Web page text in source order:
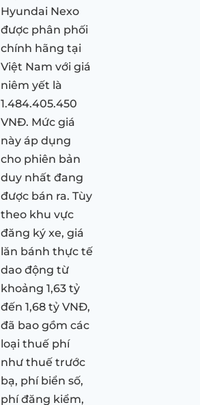
Hyundai Nexo
được phân phối
chính hãng tại
Việt Nam với giá
niêm yết là
1.484.405.450
VNĐ. Mức giá
này áp dụng
cho phiên bản
duy nhất đang
được bán ra. Tùy
theo khu vực
đăng ký xe, giá
lăn bánh thực tế
dao động từ
khoảng 1,63 tỷ
đến 1,68 tỷ VNĐ,
đã bao gồm các
loại thuế phí
như thuế trước
bạ, phí biển số,
phí đăng kiểm,